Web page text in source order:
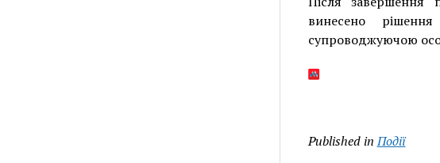
винесено
супроводжуючою
Published in Події